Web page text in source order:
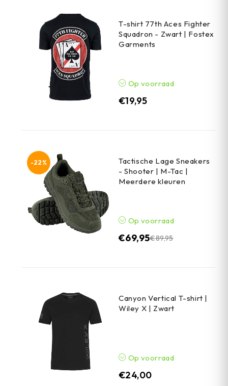
T-shirt 77th Aces Fighter
Squadron - Zwart | Fostex
Garments
Op voorraad
€19,95
-22%
Tactische Lage Sneakers
- Shooter | M-Tac |
Meerdere kleuren
Op voorraad
€89,95
€69,95
Canyon Vertical T-shirt |
Wiley X | Zwart
Op voorraad
€24,00